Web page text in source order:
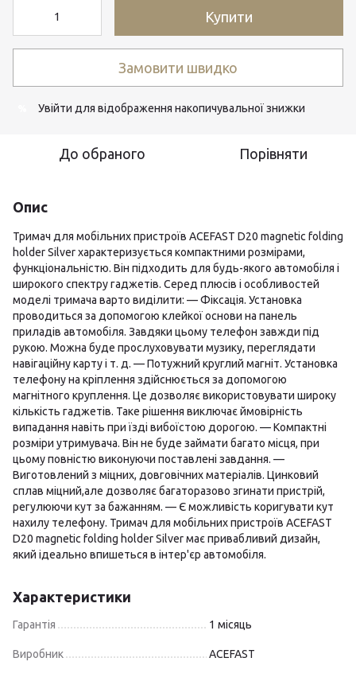
Купити
Замовити швидко
Увійти для відображення накопичувальної знижки
До обраного Порівняти
Опис
Тримач для мобільних пристроїв ACEFAST D20 magnetic folding
holder Silver характеризується компактними розмірами,
функціональністю. Він підходить для будь-якого автомобіля і
широкого спектру гаджетів. Серед плюсів і особливостей
моделі тримача варто виділити: — Фіксація. Установка
проводиться за допомогою клейкої основи на панель
приладів автомобіля. Завдяки цьому телефон завжди під
рукою. Можна буде прослуховувати музику, переглядати
навігаційну карту і т. д. — Потужний круглий магніт. Установка
телефону на кріплення здійснюється за допомогою
магнітного круплення. Це дозволяє використовувати широку
кількість гаджетів. Таке рішення виключає ймовірність
випадання навіть при їзді вибоїстою дорогою. — Компактні
розміри утримувача. Він не буде займати багато місця, при
цьому повністю виконуючи поставлені завдання. —
Виготовлений з міцних, довговічних матеріалів. Цинковий
сплав міцний,але дозволяє багаторазово згинати пристрій,
регулюючи кут за бажанням. — Є можливість коригувати кут
нахилу телефону. Тримач для мобільних пристроїв ACEFAST
D20 magnetic folding holder Silver має привабливий дизайн,
який ідеально впишеться в інтер'єр автомобіля.
Характеристики
Гарантія 1 місяць
Виробник ACEFAST